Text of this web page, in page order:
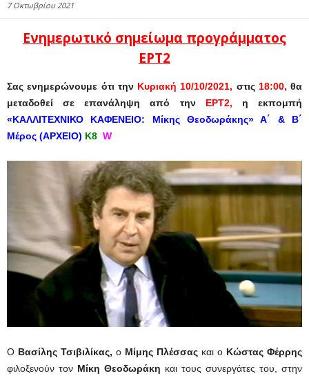
7 Οκτωβρίου 2021
Ενημερωτικό σημείωμα προγράμματος
ΕΡΤ2
Σας ενημερώνουμε ότι την Κυριακή 10/10/2021, στις 18:00, θα
μεταδοθεί σε επανάληψη από την ΕΡΤ2, η εκπομπή
«ΚΑΛΛΙΤΕΧΝΙΚΟ ΚΑΦΕΝΕΙΟ: Μίκης Θεοδωράκης» Α΄ & Β΄
Μέρος (ΑΡΧΕΙΟ) Κ8 W
Ο Βασίλης Τσιβιλίκας, ο Μίμης Πλέσσας και ο Κώστας Φέρρης
φιλοξενούν τον Μίκη Θεοδωράκη και τους συνεργάτες του, στην